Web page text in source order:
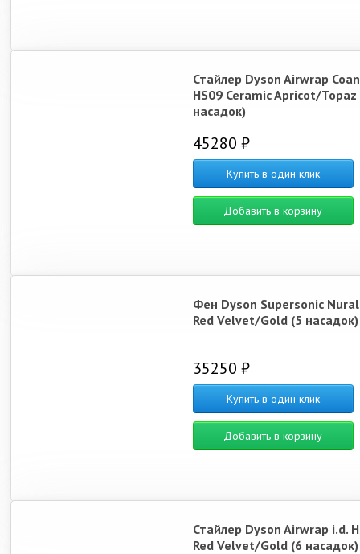
Стайлер Dyson Airwrap
HS09 Ceramic Apricot/Topaz
насадок)
45280 ₽
Купить в один клик
Добавить в корзину
Фен Dyson Supersonic
Red Velvet/Gold (5 насадок)
35250 ₽
Купить в один клик
Добавить в корзину
Стайлер Dyson Airwrap i.d.
Red Velvet/Gold (6 насадок)